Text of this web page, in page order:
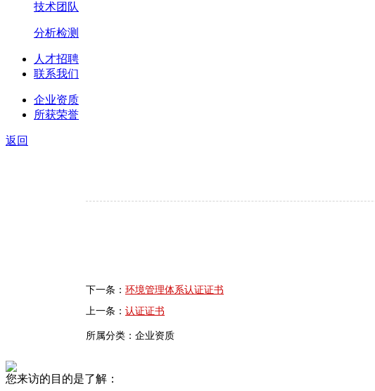
技术团队
分析检测
人才招聘
联系我们
企业资质
所获荣誉
返回
下一条： 环境管理体系认证证书
上一条： 认证证书
所属分类：企业资质
您来访的目的是了解：